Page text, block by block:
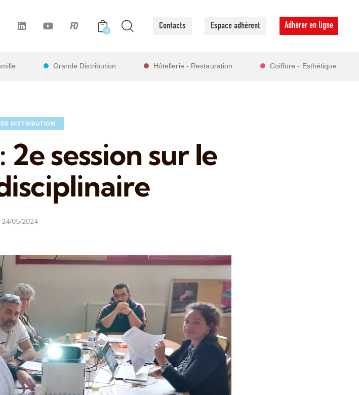
0 Contacts Espace adhérent Adhérer en ligne
Grande Distribution Hôtellerie - Restauration Coiffure - Esthétique
DISTRIBUTION
session sur le
24/05/2024